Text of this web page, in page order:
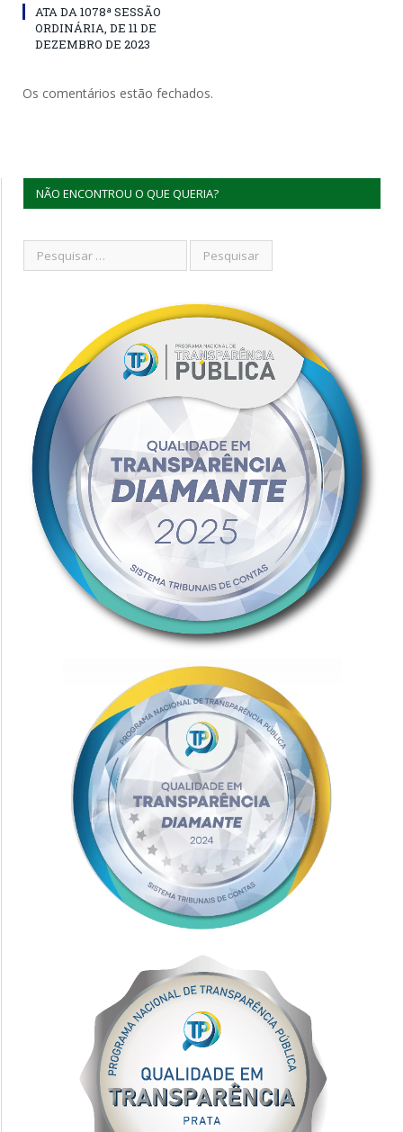
ATA DA 1078ª SESSÃO
ORDINÁRIA, DE 11 DE
DEZEMBRO DE 2023
Os comentários estão fechados.
NÃO ENCONTROU O QUE QUERIA?